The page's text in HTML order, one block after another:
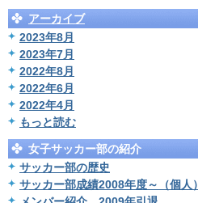
アーカイブ
2023年8月
2023年7月
2022年8月
2022年6月
2022年4月
もっと読む
女子サッカー部の紹介
サッカー部の歴史
サッカー部成績2008年度～（個人）